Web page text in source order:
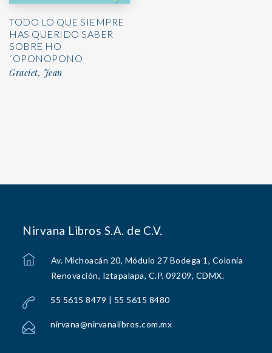
TODO LO QUE SIEMPRE
HAS QUERIDO SABER
SOBRE HO
´OPONOPONO
Graciet, Jean
Nirvana Libros S.A. de C.V.
Av. Michoacán 20, Módulo 27 Bodega 1, Colonia
Renovación, Iztapalapa, C.P. 09209, CDMX.
55 5615 8479 | 55 5615 8480
nirvana@nirvanalibros.com.mx